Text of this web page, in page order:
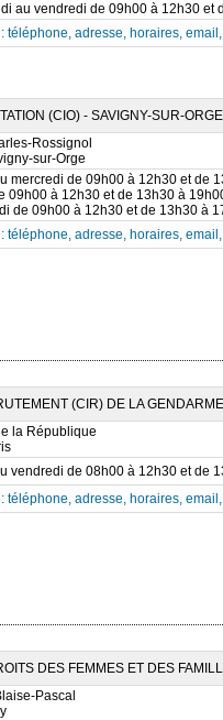
au vendredi de 09h00 à 12h30 et
téléphone, adresse, horaires,
(CIO) - SAVIGNY-SUR-ORGE
Rossignol
sur-Orge
mercredi de 09h00 à 12h30 et de
09h00 à 12h30 et de 13h30 à
de 09h00 à 12h30 et de 13h30 à
téléphone, adresse, horaires,
(CIR) DE LA
la République
vendredi de 08h00 à 12h30 et de
téléphone, adresse, horaires,
DES FEMMES ET DES
Pascal